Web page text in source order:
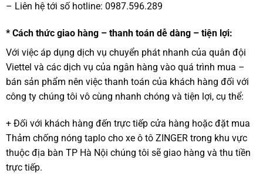
– Liên hệ tới số hotline: 0987.596.289
* Cách thức giao hàng – thanh toán dễ dàng – tiện lợi:
Với việc áp dụng dịch vụ chuyển phát nhanh của quân đội
Viettel và các dịch vụ của ngân hàng vào quá trình mua –
bán sản phẩm nên việc thanh toán của khách hàng đối với
công ty chúng tôi vô cùng nhanh chóng và tiện lợi, cụ thể:
+ Đối với khách hàng đến trực tiếp cửa hàng hoặc đặt mua
Thảm chống nóng taplo cho xe ô tô ZINGER trong khu vực
thuộc địa bàn TP Hà Nội chúng tôi sẽ giao hàng và thu tiền
trực tiếp.